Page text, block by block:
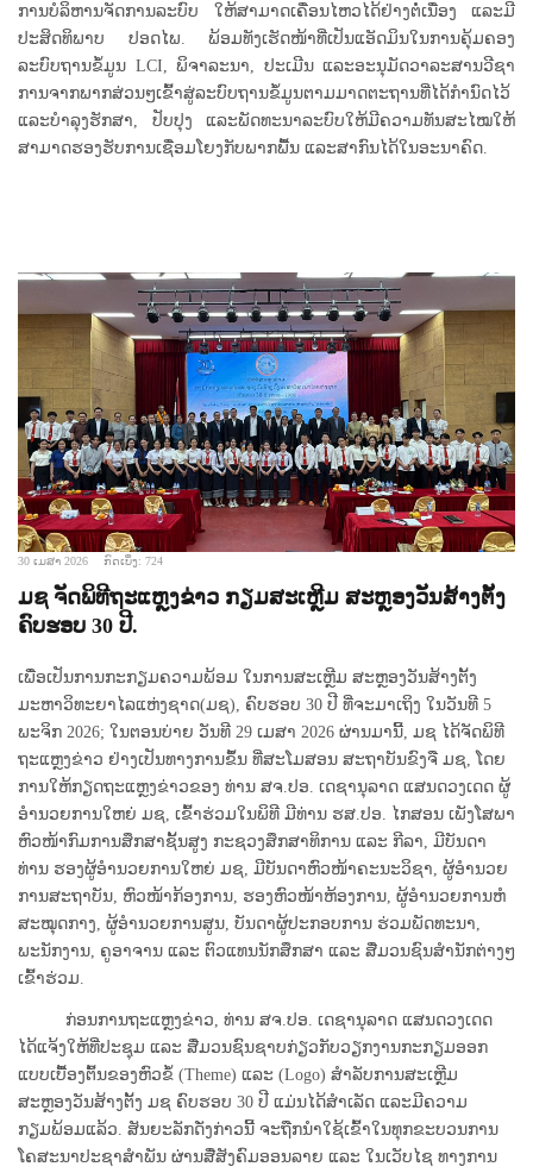
ການບໍລິຫານຈັດການລະບົບ ໃຫ້ສາມາດເຄື່ອນໄຫວໄດ້ຢ່າງຕໍ່ເນື່ອງ ແລະມີ
ປະສິດທິພາບ ປອດໄພ. ພ້ອມທັງເຮັດໜ້າທີ່ເປັນແອັດມິນໃນການຄຸ້ມຄອງ
ລະບົບຖານຂໍ້ມູນ LCI, ພິຈາລະນາ, ປະເມີນ ແລະອະນຸມັດວາລະສານວີຊາ
ການຈາກພາກສ່ວນໆເຂົ້າສູ່ລະບົບຖານຂໍ້ມູນຕາມມາດຕະຖານທີ່ໄດ້ກຳນົດໄວ້
ແລະບຳລຸງຮັກສາ, ປັບປຸງ ແລະພັດທະນາລະບົບໃຫ້ມີຄວາມທັນສະໄໝໃຫ້
ສາມາດຮອງຮັບການເຊື່ອມໂຍງກັບພາກພື້ນ ແລະສາກົນໄດ້ໃນອະນາຄົດ.
30 ເມສາ 2026 ກົດເບິ່ງ: 724
ມຊ ຈັດພິທີຖະແຫຼງຂ່າວ ກຽມສະເຫຼີມ ສະຫຼອງວັນສ້າງຕັ້ງ
ຄົບຮອບ 30 ປີ.
ເພື່ອເປັນການກະກຽມຄວາມພ້ອມ ໃນການສະເຫຼີມ ສະຫຼອງວັນສ້າງຕັ້ງ
ມະຫາວິທະຍາໄລແຫ່ງຊາດ(ມຊ), ຄົບຮອບ 30 ປີ ທີ່ຈະມາເຖິງ ໃນວັນທີ 5
ພະຈິກ 2026; ໃນຕອນບ່າຍ ວັນທີ 29 ເມສາ 2026 ຜ່ານມານີ້, ມຊ ໄດ້ຈັດພິທີ
ຖະແຫຼງຂ່າວ ຢ່າງເປັນທາງການຂຶ້ນ ທີ່ສະໂມສອນ ສະຖາບັນຂົງຈື ມຊ, ໂດຍ
ການໃຫ້ກຽດຖະແຫຼງຂ່າວຂອງ ທ່ານ ສຈ.ປອ. ເດຊານຸລາດ ແສນດວງເດດ ຜູ້
ອໍານວຍການໃຫຍ່ ມຊ, ເຂົ້າຮ່ວມໃນພິທີ ມີທ່ານ ຮສ.ປອ. ໄກສອນ ເພັງໂສພາ
ຫົວໜ້າກົມການສຶກສາຊັ້ນສູງ ກະຊວງສຶກສາທິການ ແລະ ກີລາ, ມີບັນດາ
ທ່ານ ຮອງຜູ້ອໍານວຍການໃຫຍ່ ມຊ, ມີບັນດາຫົວໜ້າຄະນະວິຊາ, ຜູ້ອໍານວຍ
ການສະຖາບັນ, ຫົວໜ້າກ້ອງການ, ຮອງຫົວໜ້າຫ້ອງການ, ຜູ້ອໍານວຍການຫໍ
ສະໝຸດກາງ, ຜູ້ອໍານວຍການສູນ, ບັນດາຜູ້ປະກອບການ ຮ່ວມພັດທະນາ,
ພະນັກງານ, ຄູອາຈານ ແລະ ຕົວແທນນັກສຶກສາ ແລະ ສື່ມວນຊົນສໍານັກຕ່າງໆ
ເຂົ້າຮ່ວມ.
ກ່ອນການຖະແຫຼງຂ່າວ, ທ່ານ ສຈ.ປອ. ເດຊານຸລາດ ແສນດວງເດດ
ໄດ້ແຈ້ງໃຫ້ທີ່ປະຊຸມ ແລະ ສື່ມວນຊົນຊາບກ່ຽວກັບວຽກງານກະກຽມອອກ
ແບບເບື້ອງຕົ້ນຂອງຫົວຂໍ້ (Theme) ແລະ (Logo) ສໍາລັບການສະເຫຼີມ
ສະຫຼອງວັນສ້າງຕັ້ງ ມຊ ຄົບຮອບ 30 ປີ ແມ່ນໄດ້ສໍາເລັດ ແລະມີຄວາມ
ກຽມພ້ອມແລ້ວ. ສັນຍະລັກດັ່ງກ່າວນີ້ ຈະຖືກນໍາໃຊ້ເຂົ້າໃນທຸກຂະບວນການ
ໂຄສະນາປະຊາສໍາພັນ ຜ່ານສື່ສັງຄົມອອນລາຍ ແລະ ໃນເວັບໄຊ ທາງການ